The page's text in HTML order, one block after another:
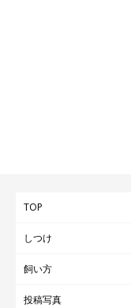
TOP
しつけ
飼い方
投稿写真